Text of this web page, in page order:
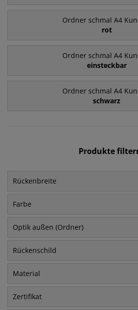
Ordner schmal A4
rot
Ordner schmal A4
einsteckbar
Ordner schmal A4
schwarz
Produkte
Rückenbreite
Farbe
Optik außen (Ordner)
Rückenschild
Material
Zertifikat